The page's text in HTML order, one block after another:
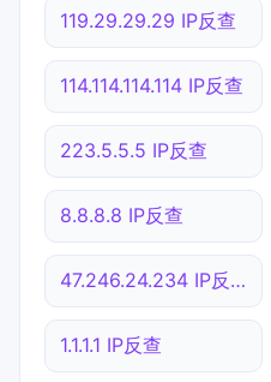
119.29.29.29 IP反查
114.114.114.114 IP反查
223.5.5.5 IP反查
8.8.8.8 IP反查
47.246.24.234 IP反查
1.1.1.1 IP反查